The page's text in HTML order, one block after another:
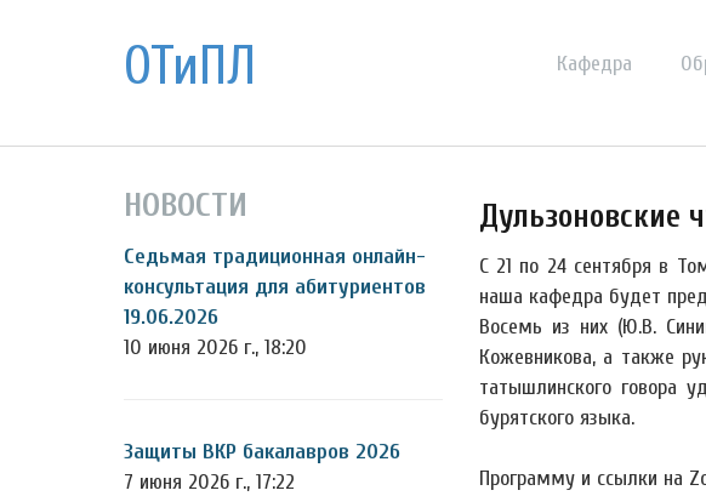
ОТиПЛ Кафедра
НОВОСТИ
Седьмая традиционная онлайн-
консультация для абитуриентов
19.06.2026
10 июня 2026 г., 18:20
Защиты ВКР бакалавров 2026
7 июня 2026 г., 17:22
Дульзоновские
С 21 по 24 сентября в
наша кафедра будет
Восемь из них (Ю.В.
Кожевникова, а также
татышлинского говора
бурятского языка.
Программу и ссылки на